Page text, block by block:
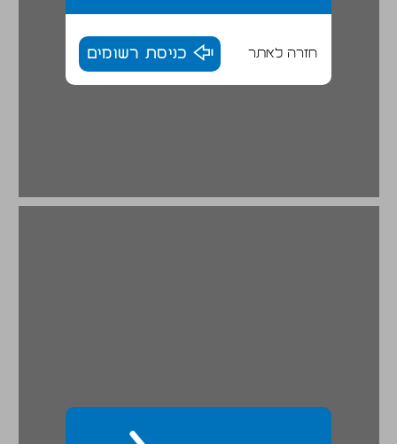
חזרה לאתר כניסת רשומים